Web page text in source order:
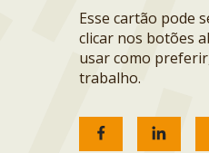
Esse cartão pode
clicar nos botões
usar como
trabalho.